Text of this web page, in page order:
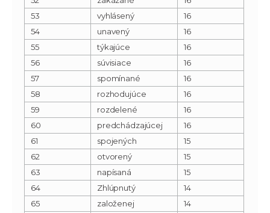
53
vyhlásený
16
54
unavený
16
55
týkajúce
16
56
súvisiace
16
57
spomínané
16
58
rozhodujúce
16
59
rozdelené
16
60
predchádzajúcej
16
61
spojených
15
62
otvorený
15
63
napísaná
15
64
Zhlúpnutý
14
65
založenej
14